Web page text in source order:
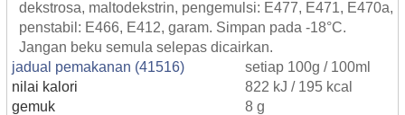
dekstrosa, maltodekstrin, pengemulsi: E477, E471, E470a,
penstabil: E466, E412, garam. Simpan pada -18°C.
Jangan beku semula selepas dicairkan.
jadual pemakanan (41516)
setiap 100g / 100ml
nilai kalori
822 kJ / 195 kcal
gemuk
8 g